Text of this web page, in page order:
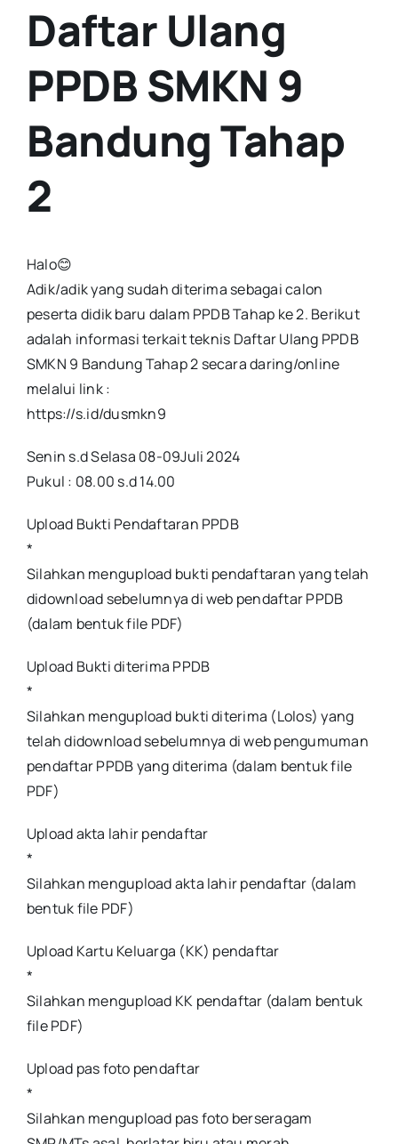
Daftar Ulang
PPDB SMKN 9
Bandung Tahap
2
Halo😊
Adik/adik yang sudah diterima sebagai calon
peserta didik baru dalam PPDB Tahap ke 2. Berikut
adalah informasi terkait teknis Daftar Ulang PPDB
SMKN 9 Bandung Tahap 2 secara daring/online
melalui link :
https://s.id/dusmkn9
Senin s.d Selasa 08-09Juli 2024
Pukul : 08.00 s.d 14.00
Upload Bukti Pendaftaran PPDB
*
Silahkan mengupload bukti pendaftaran yang telah
didownload sebelumnya di web pendaftar PPDB
(dalam bentuk file PDF)
Upload Bukti diterima PPDB
*
Silahkan mengupload bukti diterima (Lolos) yang
telah didownload sebelumnya di web pengumuman
pendaftar PPDB yang diterima (dalam bentuk file
PDF)
Upload akta lahir pendaftar
*
Silahkan mengupload akta lahir pendaftar (dalam
bentuk file PDF)
Upload Kartu Keluarga (KK) pendaftar
*
Silahkan mengupload KK pendaftar (dalam bentuk
file PDF)
Upload pas foto pendaftar
*
Silahkan mengupload pas foto berseragam